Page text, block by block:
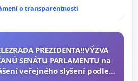
o transparentnosti
PREZIDENTA‼️VÝZVA
SENÁTU PARLAMENTU na
veřejného slyšení podle §